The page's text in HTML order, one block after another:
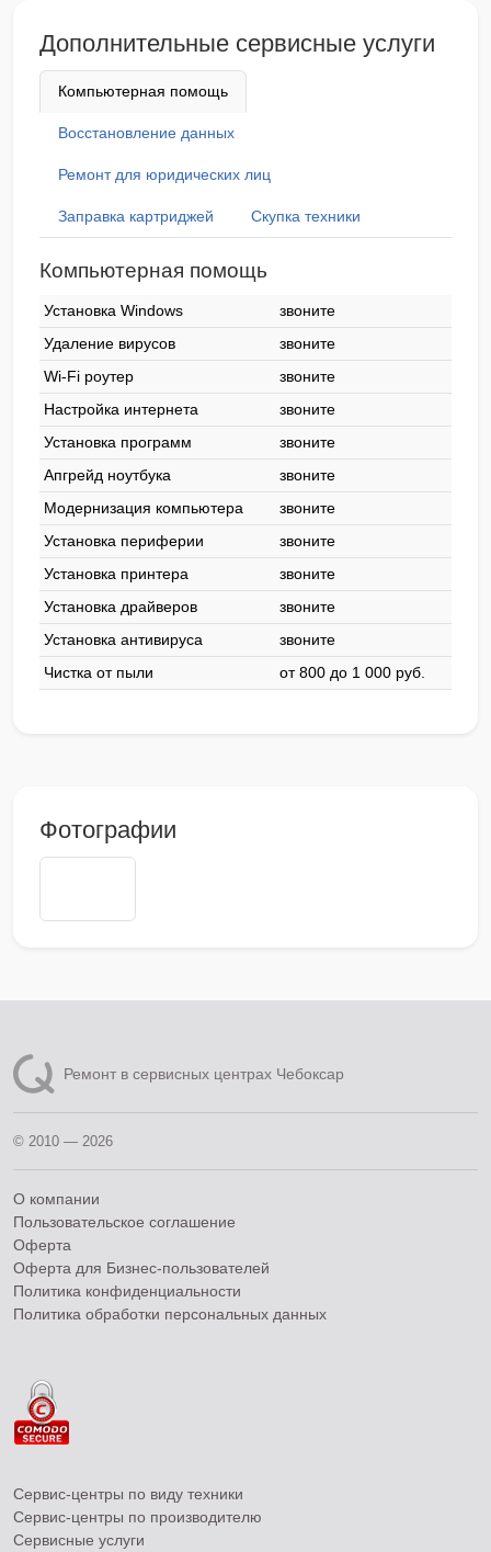
Дополнительные сервисные услуги
Компьютерная помощь
Восстановление данных
Ремонт для юридических лиц
Заправка картриджей Скупка техники
Компьютерная помощь
Установка Windows
звоните
Удаление вирусов
звоните
Wi-Fi роутер
звоните
Настройка интернета
звоните
Установка программ
звоните
Апгрейд ноутбука
звоните
Модернизация компьютера
звоните
Установка периферии
звоните
Установка принтера
звоните
Установка драйверов
звоните
Установка антивируса
звоните
Чистка от пыли
от 800 до 1 000 pyб.
Фотографии
Ремонт в сервисных центрах Чебоксар
© 2010 — 2026
О компании
Пользовательское соглашение
Оферта
Оферта для Бизнес-пользователей
Политика конфиденциальности
Политика обработки персональных данных
Сервис-центры по виду техники
Сервис-центры по производителю
Сервисные услуги